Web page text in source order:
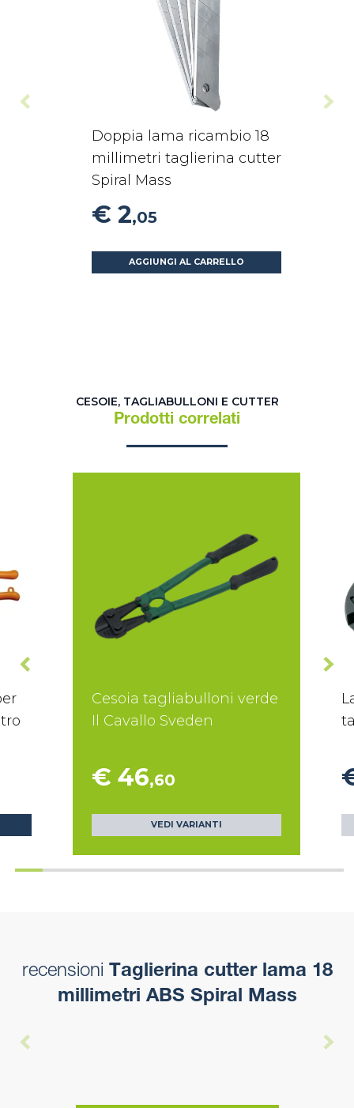
Doppia lama ricambio 18
millimetri taglierina cutter
Spiral Mass
€ 2,05
AGGIUNGI AL CARRELLO
CESOIE, TAGLIABULLONI E CUTTER
Prodotti correlati
Cesoia tagliabulloni verde
Il Cavallo Sveden
€ 46,60
VEDI VARIANTI
recensioni Taglierina cutter lama 18
millimetri ABS Spiral Mass